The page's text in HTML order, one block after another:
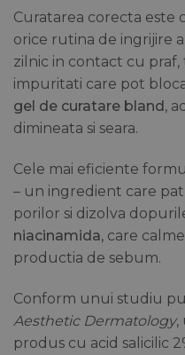
Curatarea corecta este
orice rutina de ingrijire
zilnic in contact cu praf,
impuritati care pot
gel de curatare bland ,
dimineata si seara.
Cele mai eficiente
– un ingredient care
porilor si dizolva
niacinamida, care
productia de sebum.
Conform unui studiu
Aesthetic Dermatology,
produs cu acid salicilic